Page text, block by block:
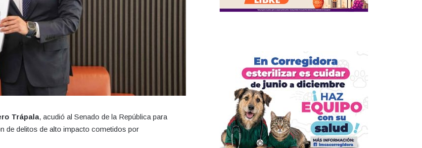
Trápala, acudió al Senado de la República para
de delitos de alto impacto cometidos por